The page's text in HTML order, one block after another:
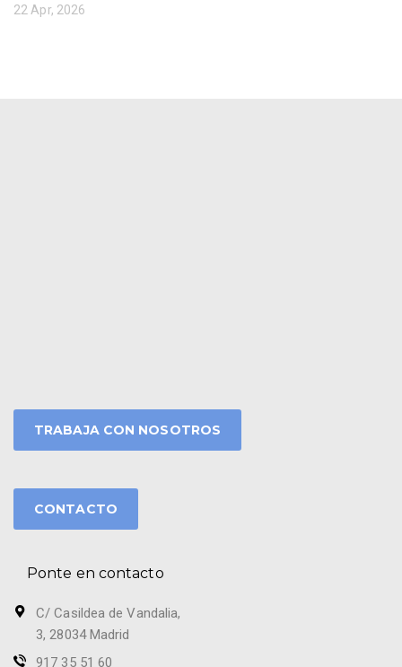
22 Apr, 2026
TRABAJA CON NOSOTROS
CONTACTO
Ponte en contacto
C/ Casildea de Vandalia,
3, 28034 Madrid
917 35 51 60